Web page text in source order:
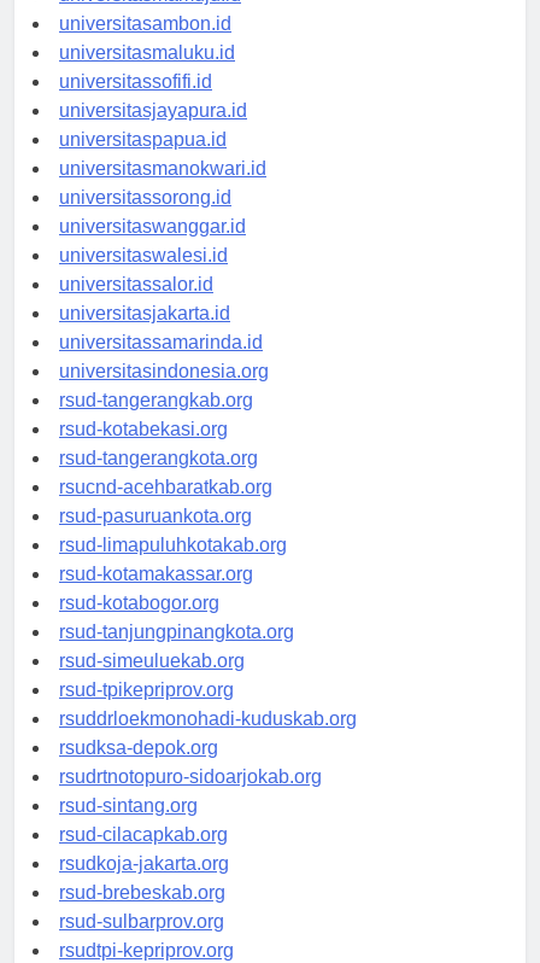
universitasmamuju.id
universitasambon.id
universitasmaluku.id
universitassofifi.id
universitasjayapura.id
universitaspapua.id
universitasmanokwari.id
universitassorong.id
universitaswanggar.id
universitaswalesi.id
universitassalor.id
universitasjakarta.id
universitassamarinda.id
universitasindonesia.org
rsud-tangerangkab.org
rsud-kotabekasi.org
rsud-tangerangkota.org
rsucnd-acehbaratkab.org
rsud-pasuruankota.org
rsud-limapuluhkotakab.org
rsud-kotamakassar.org
rsud-kotabogor.org
rsud-tanjungpinangkota.org
rsud-simeuluekab.org
rsud-tpikepriprov.org
rsuddrloekmonohadi-kuduskab.org
rsudksa-depok.org
rsudrtnotopuro-sidoarjokab.org
rsud-sintang.org
rsud-cilacapkab.org
rsudkoja-jakarta.org
rsud-brebeskab.org
rsud-sulbarprov.org